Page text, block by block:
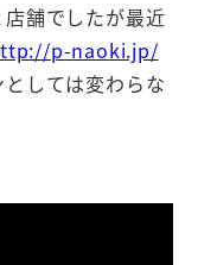
舗でしたが最近
p-naoki.jp/
しては変わらな